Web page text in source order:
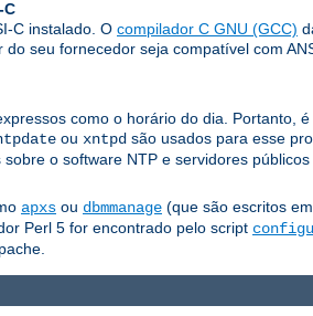
C
C instalado. O compilador C GNU (GCC)
seu fornecedor seja compatível com
como o horário do dia. Portanto,
ou xntpd são usados ​​para esse
o software NTP e servidores públicos
apxs ou dbmmanage (que são escritos
Perl 5 for encontrado pelo script